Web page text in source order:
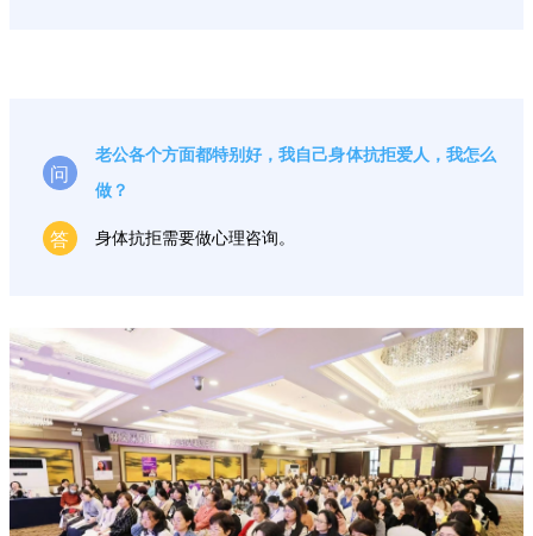
问
老公各个方面都特别好，我自己身体抗拒爱人，我怎么
做？
答 身体抗拒需要做心理咨询。